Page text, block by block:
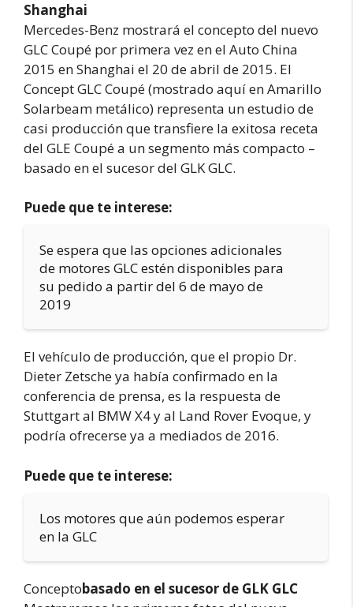
Shanghai
Mercedes-Benz mostrará el concepto del nuevo
GLC Coupé por primera vez en el Auto China
2015 en Shanghai el 20 de abril de 2015. El
Concept GLC Coupé (mostrado aquí en Amarillo
Solarbeam metálico) representa un estudio de
casi producción que transfiere la exitosa receta
del GLE Coupé a un segmento más compacto –
basado en el sucesor del GLK GLC.
Puede que te interese:
Se espera que las opciones adicionales
de motores GLC estén disponibles para
su pedido a partir del 6 de mayo de
2019
El vehículo de producción, que el propio Dr.
Dieter Zetsche ya había confirmado en la
conferencia de prensa, es la respuesta de
Stuttgart al BMW X4 y al Land Rover Evoque, y
podría ofrecerse ya a mediados de 2016.
Puede que te interese:
Los motores que aún podemos esperar
en la GLC
Conceptobasado en el sucesor de GLK GLC